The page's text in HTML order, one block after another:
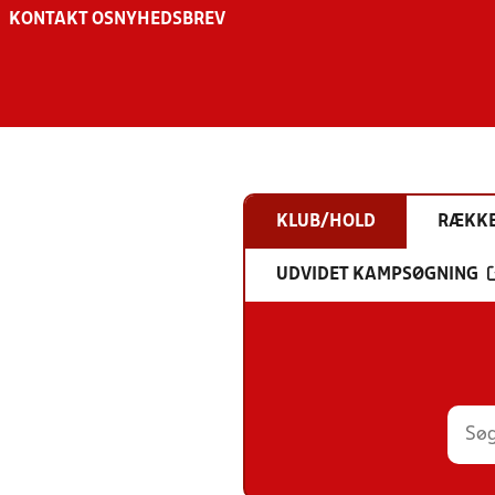
KONTAKT OS NYHEDSBREV
KLUB/HOLD
UDVIDET KAMPSØGNING